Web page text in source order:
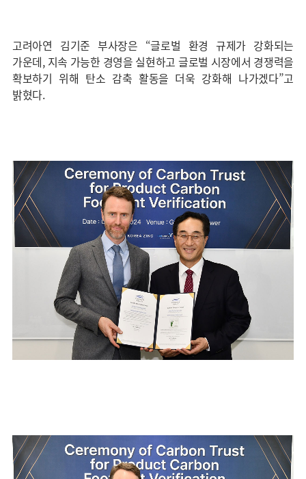
고려아연 김기준 부사장은 “글로벌 환경 규제가 강화되는
가운데, 지속 가능한 경영을 실현하고 글로벌 시장에서 경쟁력을
확보하기 위해 탄소 감축 활동을 더욱 강화해 나가겠다”고
밝혔다.